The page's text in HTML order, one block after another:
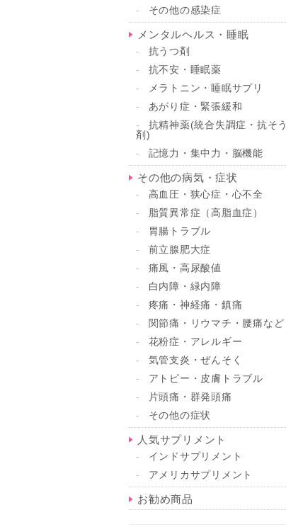
その他の感染症
メンタルヘルス・睡眠
抗うつ剤
抗不安・睡眠薬
メラトニン・睡眠サプリ
あがり症・緊張緩和
抗精神薬(統合失調症・抗そう
剤)
記憶力・集中力・脳機能
その他の病気・症状
高血圧・狭心症・心不全
脂質異常症（高脂血症）
胃腸トラブル
前立腺肥大症
痛風・高尿酸値
白内障・緑内障
疼痛・神経痛・鎮痛
関節痛・リウマチ・腰痛など
花粉症・アレルギー
気管支炎・ぜんそく
アトピー・皮膚トラブル
片頭痛・群発頭痛
その他の症状
人気サプリメント
インドサプリメント
アメリカサプリメント
お勧め商品